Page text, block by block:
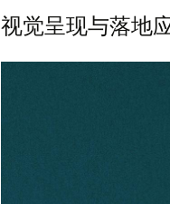
视觉呈现与落地